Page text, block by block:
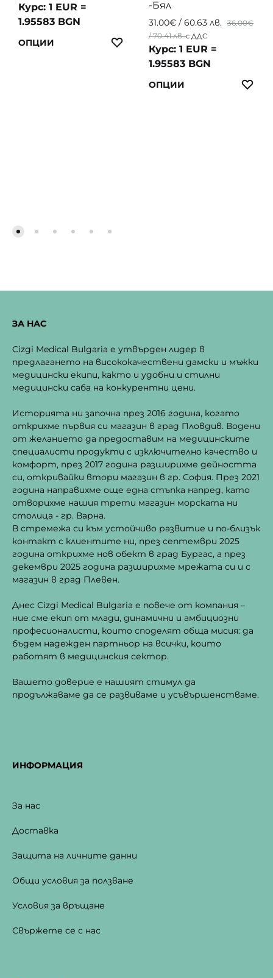
Курс: 1 EUR =
1.95583 BGN
ОПЦИИ
This
page
ЛЮБИМИ
-Бял
31.00€ / 60.63 лв. 36.00€
/ 70.41 лв.с ДДС
Курс: 1 EUR =
1.95583 BGN
ОПЦИИ
This
ЗА НАС
Cizgi Medical Bulgaria е утвърден лидер в
предлагането на висококачествени дамски и мъжки
медицински екипи, както и удобни и стилни
медицински саба на конкурентни цени.
Историята ни започна през 2016 година, когато
открихме първия си магазин в град Пловдив. Водени
от желанието да предоставим на медицинските
специалисти продукти с изключително качество и
комфорт, през 2017 година разширихме дейността
си, откривайки втори магазин в гр. София. През 2021
година направихме още една стъпка напред, като
отворихме нашия трети магазин морската ни
столица - гр. Варна.
В стремежа си към устойчиво развитие и по-близък
контакт с клиентите ни, през септември 2025
година открихме нов обект в град Бургас, а през
декември 2025 година разширихме мрежата си и с
магазин в град Плевен.
Днес Cizgi Medical Bulgaria е повече от компания –
ние сме екип от млади, динамични и амбициозни
професионалисти, които споделят обща мисия: да
бъдем надежден партньор на всички, които
работят в медицинския сектор.
Вашето доверие е нашият стимул да
продължаваме да се развиваме и усъвършенстваме.
ИНФОРМАЦИЯ
За нас
Доставка
Защита на личните данни
Общи условия за ползване
Условия за връщане
Свържете се с нас